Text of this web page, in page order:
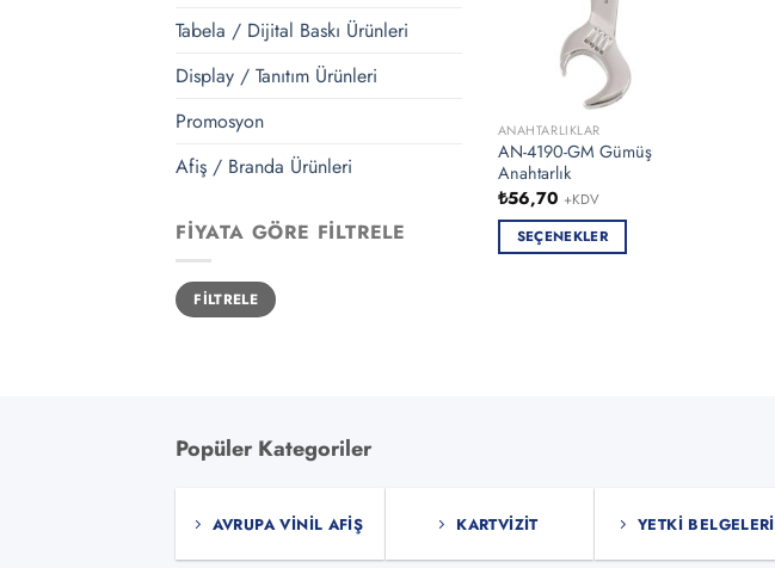
Tabela / Dijital Baskı Ürünleri
Display / Tanıtım Ürünleri
Promosyon
Afiş / Branda Ürünleri
FIYATA GÖRE FILTRELE
En
düşük
fiyat
En
yüksek
fiyat
FILTRELE
ANAHTARLIKLAR
AN-4190-GM Gümüş
Anahtarlık
₺56,70 +KDV
SEÇENEKLER
seçilebilir
Popüler Kategoriler
AVRUPA VINIL AFIŞ KARTVIZIT YETKI BELGELERI